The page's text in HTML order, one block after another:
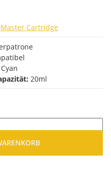
Master Cartridge
Cyan
20ml